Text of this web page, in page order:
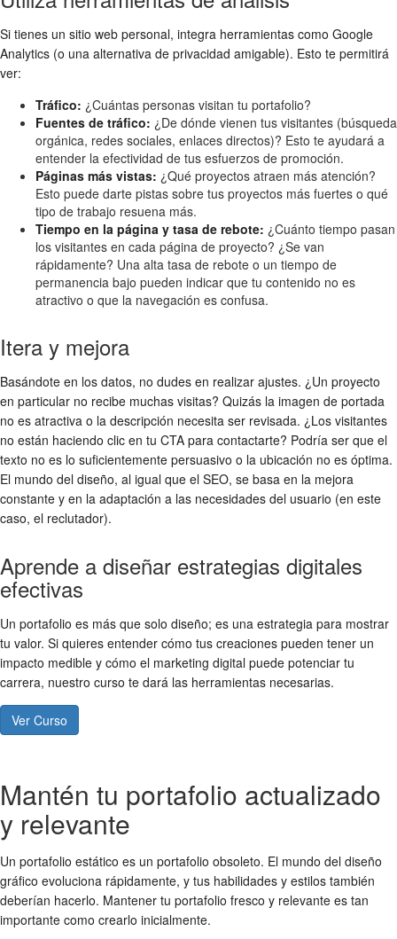
Si tienes un sitio web personal, integra herramientas como Google
Analytics (o una alternativa de privacidad amigable). Esto te permitirá
ver:
Tráfico: ¿Cuántas personas visitan tu portafolio?
Fuentes de tráfico: ¿De dónde vienen tus visitantes (búsqueda
orgánica, redes sociales, enlaces directos)? Esto te ayudará a
entender la efectividad de tus esfuerzos de promoción.
Páginas más vistas: ¿Qué proyectos atraen más atención?
Esto puede darte pistas sobre tus proyectos más fuertes o qué
tipo de trabajo resuena más.
Tiempo en la página y tasa de rebote: ¿Cuánto tiempo pasan
los visitantes en cada página de proyecto? ¿Se van
rápidamente? Una alta tasa de rebote o un tiempo de
permanencia bajo pueden indicar que tu contenido no es
atractivo o que la navegación es confusa.
Itera y mejora
Basándote en los datos, no dudes en realizar ajustes. ¿Un proyecto
en particular no recibe muchas visitas? Quizás la imagen de portada
no es atractiva o la descripción necesita ser revisada. ¿Los visitantes
no están haciendo clic en tu CTA para contactarte? Podría ser que el
texto no es lo suficientemente persuasivo o la ubicación no es óptima.
El mundo del diseño, al igual que el SEO, se basa en la mejora
constante y en la adaptación a las necesidades del usuario (en este
caso, el reclutador).
Aprende a diseñar estrategias digitales
efectivas
Un portafolio es más que solo diseño; es una estrategia para mostrar
tu valor. Si quieres entender cómo tus creaciones pueden tener un
impacto medible y cómo el marketing digital puede potenciar tu
carrera, nuestro curso te dará las herramientas necesarias.
Ver Curso
Mantén tu portafolio actualizado
y relevante
Un portafolio estático es un portafolio obsoleto. El mundo del diseño
gráfico evoluciona rápidamente, y tus habilidades y estilos también
deberían hacerlo. Mantener tu portafolio fresco y relevante es tan
importante como crearlo inicialmente.